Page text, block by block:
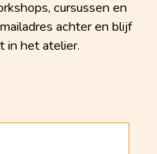
cursussen en
achter en blijf
in het atelier.